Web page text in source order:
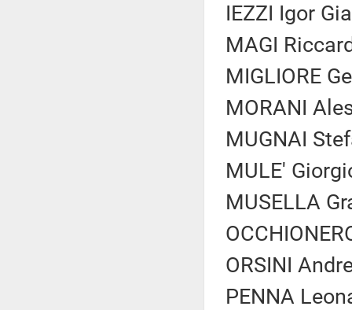
IEZZI Igor
MAGI
MIGLIORE
MORANI
MUGNAI
MULE'
MUSELLA
ORSINI
PENNA